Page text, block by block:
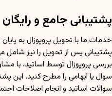
پشتیبانی جامع و رایگان
خدمات ما با تحویل پروپوزال به
پشتیبانی پس از تحویل را نیز شامل
بررسی پروپوزال توسط اساتید، با
سوال یا ابهامی را مطرح کنید. این
سوالات اساتید و انجام اصلاحات